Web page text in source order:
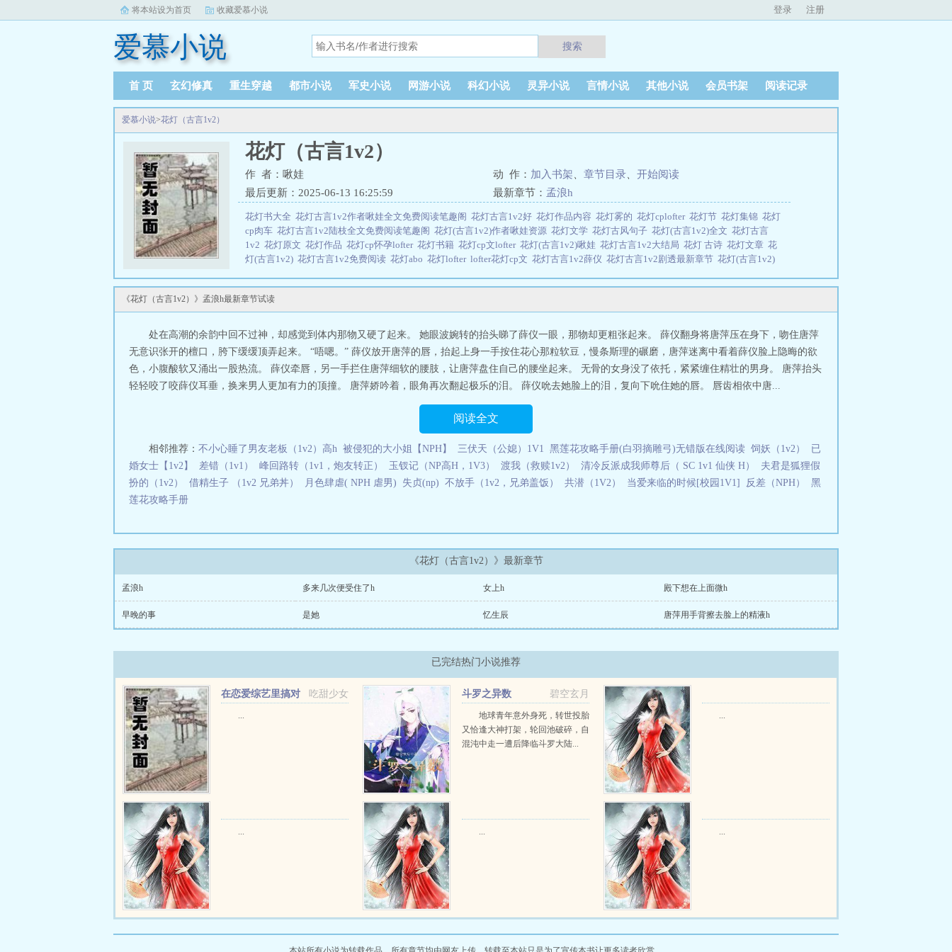
将本站设为首页 收藏爱慕小说 登录 注册
爱慕小说 搜索
首 页 玄幻修真 重生穿越 都市小说 军史小说 网游小说 科幻小说 灵异小说 言情小说 其他小说 会员书架 阅读记录
爱慕小说>花灯（古言1v2）
花灯（古言1v2）
作 者：啾娃 动 作： 加入书架 章节目录
开始阅读
最后更新：2025-06-13 16:25:59
最新章节： 孟浪h
花灯书大全 花灯古言1v2作者啾娃全文免费阅读笔趣阁 花灯古言1v2好 花灯作品内容 花灯雾的 花灯cplofter 花灯节 花灯集锦 花灯
cp肉车 花灯古言1v2陆枝全文免费阅读笔趣阁 花灯(古言1v2)作者啾娃资源 花灯文学 花灯古风句子 花灯(古言1v2)全文 花灯古言
1v2 花灯原文 花灯作品 花灯cp怀孕lofter 花灯书籍 花灯cp文lofter 花灯(古言1v2)啾娃 花灯古言1v2大结局 花灯 古诗 花灯文章 花
灯(古言1v2) 花灯古言1v2免费阅读 花灯abo 花灯lofter lofter花灯cp文 花灯古言1v2薛仪 花灯古言1v2剧透最新章节 花灯(古言1v2)
好看吗花灯cp虐文花灯古言1v2啾花灯古风图片花灯古言1v2视频花灯古言1v2唐萍完整版花灯花灯古言1v2 啾娃花灯原文赏
析花灯cp是谁
1v2)作者啾娃花灯古言1v2推荐花灯百科花灯(古言1v2)作者啾娃全文阅读花灯古言1v2笔趣阁花灯花灯(古言1v2)作花灯 文
章花灯指的是什么意思花灯（古言1v2）是由作者：啾娃所著，爱慕小说免费提供花灯（古言1v2）全文在线阅读。
三秒记住本站：爱慕小说 网址：www.amxs.net花灯（古言1v2）
《花灯（古言1v2）》孟浪h最新章节试读
处在高潮的余韵中回不过神，却感觉到体内那物又硬了起来。 她眼波婉转的抬头睇了薛仪一眼，那物却更粗张起来。 薛仪翻身将唐萍压在身下，吻住唐萍
无意识张开的檀口，胯下缓缓顶弄起来。 “唔嗯。” 薛仪放开唐萍的唇，抬起上身一手按住花心那粒软豆，慢条斯理的碾磨，唐萍迷离中看着薛仪脸上隐晦的欲
色，小腹酸软又涌出一股热流。 薛仪牵唇，另一手拦住唐萍细软的腰肢，让唐萍盘住自己的腰坐起来。 无骨的女身没了依托，紧紧缠住精壮的男身。 唐萍抬头
轻轻咬了咬薛仪耳垂，换来男人更加有力的顶撞。 唐萍娇吟着，眼角再次翻起极乐的泪。 薛仪吮去她脸上的泪，复向下吮住她的唇。 唇齿相依中唐...
阅读全文
相邻推荐： 不小心睡了男友老板（1v2）高h 被侵犯的大小姐【NPH】 三伏天（公媳）1V1 黑莲花攻略手册(白羽摘雕弓)无错版在线阅读 饲妖（1v2）
已
婚女士【1v2】
差错（1v1） 峰回路转（1v1，炮友转正） 玉钗记（NP高H，1V3） 渡我（救赎1v2） 清冷反派成我师尊后（ SC 1v1 仙侠 H）
夫君是狐狸假
扮的（1v2）
借精生子 （1v2 兄弟丼） 月色肆虐( NPH 虐男) 失贞(np) 不放手（1v2，兄弟盖饭） 共潜（1V2） 当爱来临的时候[校园1V1] 反差（NPH）
黑
莲花攻略手册
《花灯（古言1v2）》最新章节
孟浪h 多来几次便受住了h 女上h 殿下想在上面微h
早晚的事 是她 忆生辰 唐萍用手背擦去脸上的精液h
已完结热门小说推荐
吃甜少女
在恋爱综艺里搞对
...
碧空玄月
斗罗之异数
地球青年意外身死，转世投胎
又恰逢大神打架，轮回池破碎，自
混沌中走一遭后降临斗罗大陆...
...
... ... ...